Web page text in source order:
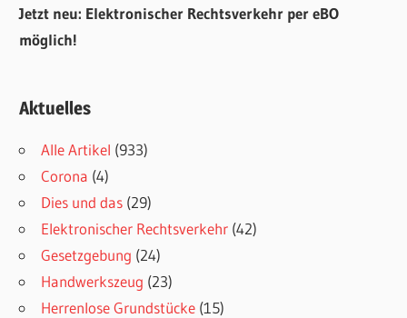
Jetzt neu: Elektronischer Rechtsverkehr per eBO
möglich!
Aktuelles
Alle Artikel (933)
Corona (4)
Dies und das (29)
Elektronischer Rechtsverkehr (42)
Gesetzgebung (24)
Handwerkszeug (23)
Herrenlose Grundstücke (15)